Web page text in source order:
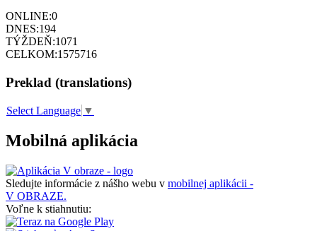
ONLINE:0
DNES:194
TÝŽDEŇ:1071
CELKOM:1575716
Preklad (translations)
Select Language ▼
Mobilná aplikácia
Sledujte informácie z nášho webu v mobilnej aplikácii -
V OBRAZE.
Voľne k stiahnutiu: